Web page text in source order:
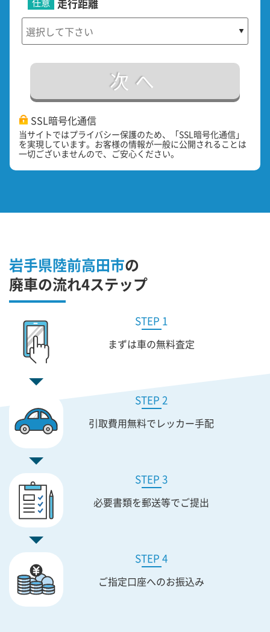
走行距離
次へ
SSL暗号化通信
当サイトではプライバシー保護のため、「SSL暗号化通信」
を実現しています。お客様の情報が一般に公開されることは
一切ございませんので、ご安心ください。
岩手県陸前高田市の
廃車の流れ4ステップ
STEP 1
まずは車の無料査定
STEP 2
引取費用無料でレッカー手配
STEP 3
必要書類を郵送等でご提出
STEP 4
ご指定口座へのお振込み